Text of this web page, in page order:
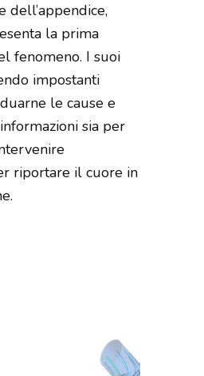
dell’appendice,
la prima
fenomeno. I suoi
impostanti
le cause e
sia per
riportare il cuore in